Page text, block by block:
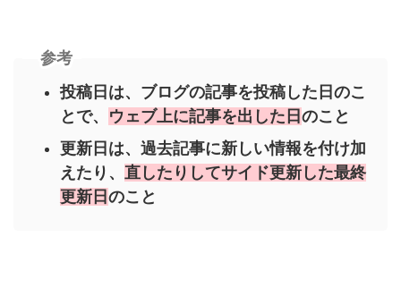
参考
投稿日は、ブログの記事を投稿した日のこ
とで、 ウェブ上に記事を出した日 のこと
更新日は、過去記事に新しい情報を付け加
えたり、 直したりしてサイド更新した最終
更新日 のこと